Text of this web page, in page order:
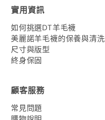
實用資訊
如何挑選DT羊毛襪
美麗諾羊毛襪的保養與清洗
尺寸與版型
終身保固
顧客服務
常見問題